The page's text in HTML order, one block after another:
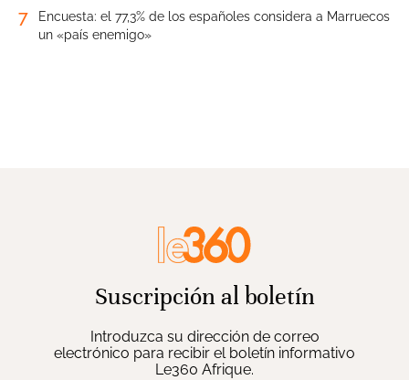
7
Encuesta: el 77,3% de los españoles considera a Marruecos
un «país enemigo»
Suscripción al boletín
Introduzca su dirección de correo
electrónico para recibir el boletín informativo
Le360 Afrique.